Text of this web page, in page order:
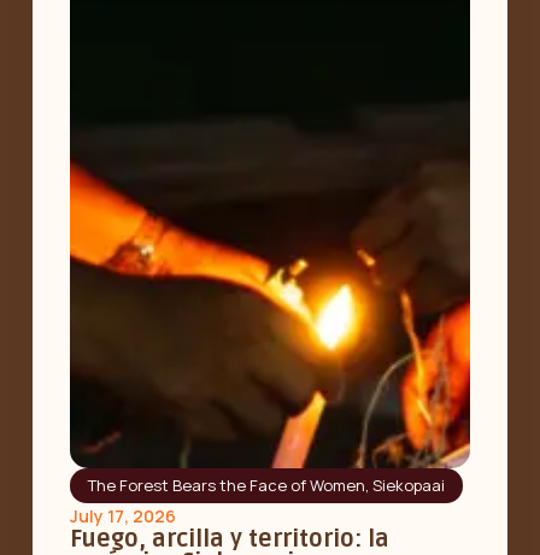
The Forest Bears the Face of Women,Siekopaai
July 17, 2026
Fuego, arcilla y territorio: la